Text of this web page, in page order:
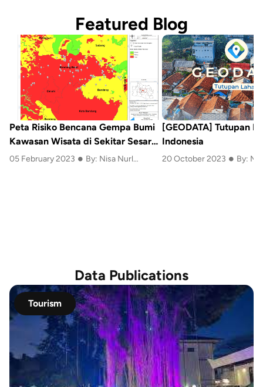
Featured Blog
Peta Risiko Bencana Gempa Bumi
Kawasan Wisata di Sekitar Sesar
Lembang
05 February 2023 • By: Nisa Nurlatifa Rahmah
[GEODATA] Tutupan
Indonesia
20 October 2023 • By:
Data Publications
Tourism